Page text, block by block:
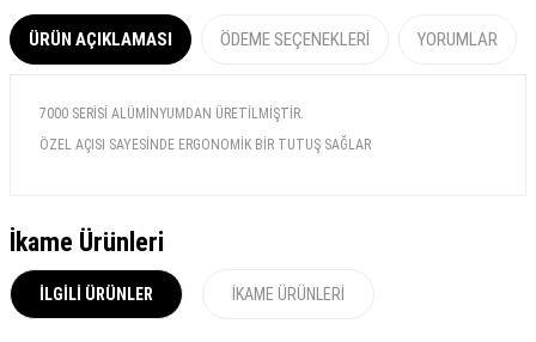
ÜRÜN AÇIKLAMASI ÖDEME SEÇENEKLERI YORUMLAR
7000 SERİSİ ALÜMİNYUMDAN ÜRETİLMİŞTİR.
ÖZEL AÇISI SAYESİNDE ERGONOMİK BİR TUTUŞ SAĞLAR
İkame Ürünleri
İLGILI ÜRÜNLER İKAME ÜRÜNLERI